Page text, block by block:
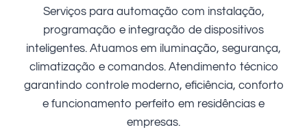
Serviços para automação com instalação,
programação e integração de dispositivos
inteligentes. Atuamos em iluminação, segurança,
climatização e comandos. Atendimento técnico
garantindo controle moderno, eficiência, conforto
e funcionamento perfeito em residências e
empresas.